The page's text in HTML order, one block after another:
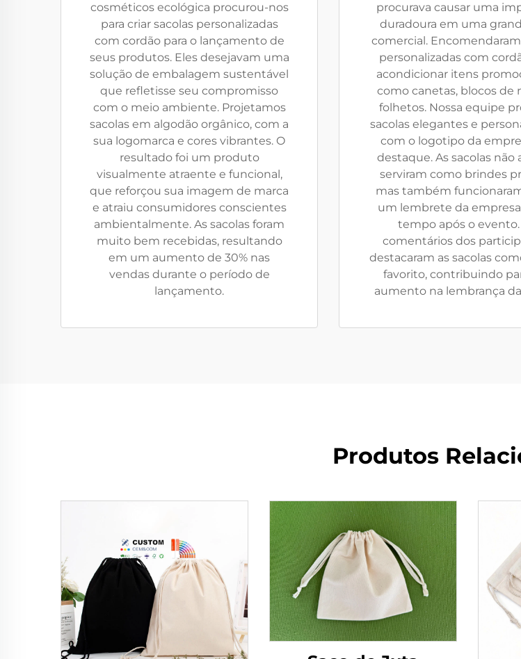
cosméticos ecológica procurou-nos
para criar sacolas personalizadas
com cordão para o lançamento de
seus produtos. Eles desejavam uma
solução de embalagem sustentável
que refletisse seu compromisso
com o meio ambiente. Projetamos
sacolas em algodão orgânico, com a
sua logomarca e cores vibrantes. O
resultado foi um produto
visualmente atraente e funcional,
que reforçou sua imagem de marca
e atraiu consumidores conscientes
ambientalmente. As sacolas foram
muito bem recebidas, resultando
em um aumento de 30% nas
vendas durante o período de
lançamento.
procurava causar uma
duradoura em uma
comercial.
personalizadas com
acondicionar itens
como canetas, blocos de
folhetos. Nossa equipe
sacolas elegantes e
com o logotipo da
destaque. As sacolas não
serviram como brindes
mas também
um lembrete da
tempo após o evento.
comentários dos
destacaram as sacolas
favorito, contribuindo
aumento na lembrança
Produtos